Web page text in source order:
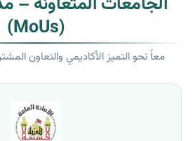
(MoUs)
معاً نحو التميز الأكاديمي والتعاون